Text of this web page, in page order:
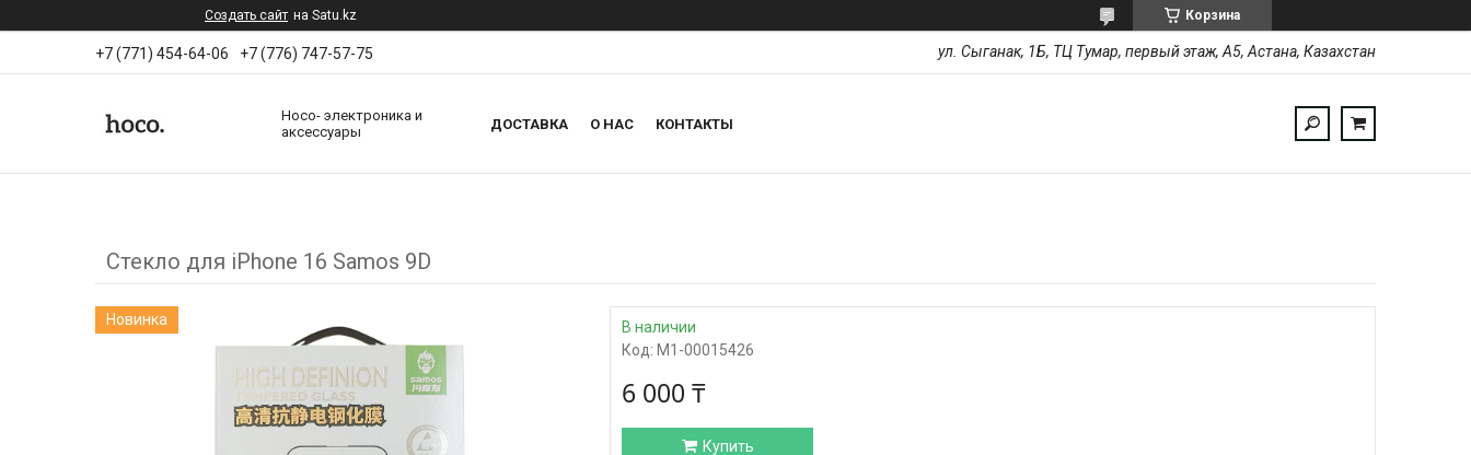
Создать сайт на Satu.kz Корзина
+7 (771) 454-64-06 +7 (776) 747-57-75 ул. Сыганак, 1Б, ТЦ Тумар, первый этаж, А5, Астана, Казахстан
Hoco- электроника и
аксессуары
ДОСТАВКА О НАС КОНТАКТЫ
Стекло для iPhone 16 Samos 9D
Новинка
В наличии
Код: М1-00015426
6 000 ₸
Купить